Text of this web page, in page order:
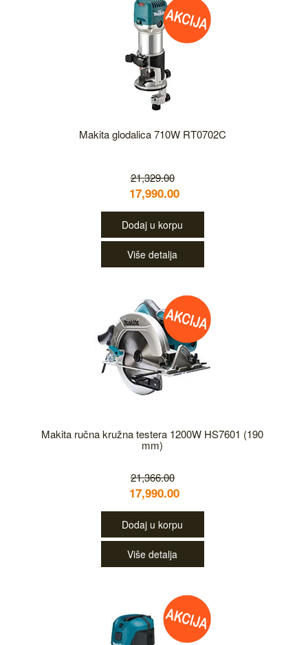
Makita glodalica 710W RT0702C
21,329.00
17,990.00
Dodaj u korpu
Više detalja
Makita ručna kružna testera 1200W HS7601 (190
mm)
21,366.00
17,990.00
Dodaj u korpu
Više detalja